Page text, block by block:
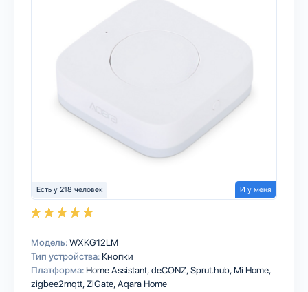
Есть у 218 человек И у меня
Модель:WXKG12LM
Тип устройства: Кнопки
Платформа: Home AssistantdeCONZSprut.hub Mi Home
zigbee2mqtt ZiGateAqara Home